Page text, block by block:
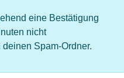
eine Bestätigung
nicht
Spam-Ordner.